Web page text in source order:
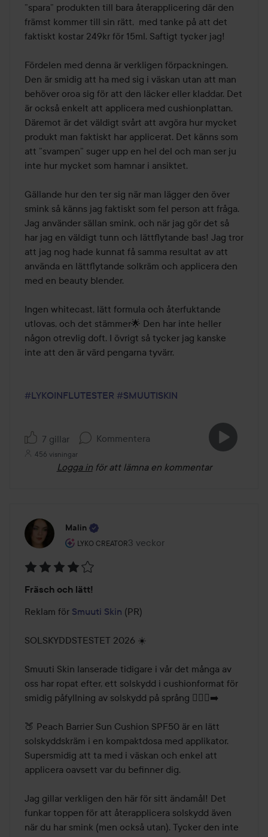
”spara” produkten till bara återapplicering där den
främst kommer till sin rätt,  med tanke på att det
faktiskt kostar 249kr för 15ml. Saftigt tycker jag!
Fördelen med denna är verkligen förpackningen.
Den är smidig att ha med sig i väskan utan att man
behöver oroa sig för att den läcker eller kladdar. Det
är också enkelt att applicera med cushionplattan.
Däremot är det väldigt svårt att avgöra hur mycket
produkt man faktiskt har applicerat. Det känns som
att ”svampen” suger upp en hel del och man ser ju
inte hur mycket som hamnar i ansiktet.
Gällande hur den ter sig när man lägger den över
smink så känns jag faktiskt som fel person att fråga.
Jag använder sällan smink, och när jag gör det så
har jag en väldigt tunn och lättflytande bas! Jag tror
att jag nog hade kunnat få samma resultat av att
använda en lättflytande solkräm och applicera den
med en beauty blender.
Ingen whitecast, lätt formula och återfuktande
utlovas, och det stämmer🌟 Den har inte heller
någon otrevlig doft. I övrigt så tycker jag kanske
inte att den är värd pengarna tyvärr.
#LYKOINFLUTESTER #SMUUTISKIN
7 gillar Kommentera
456 visningar
Logga in för att lämna en kommentar
Malin
LYKO CREATOR
Användarens roll: Lyko Creator.
3 veckor
Inlägget skapades 3 veckor
4
av
Fräsch och lätt!
Reklam för Smuuti Skin (PR)
SOLSKYDDSTESTET 2026 ☀️
Smuuti Skin lanserade tidigare i vår det många av
oss har ropat efter, ett solskydd i cushionformat för
smidig påfyllning av solskydd på språng 🏃🏻‍♀️‍➡️
🍑 Peach Barrier Sun Cushion SPF50 är en lätt
solskyddskräm i en kompaktdosa med applikator.
Supersmidig att ta med i väskan och enkel att
applicera oavsett var du befinner dig.
Jag gillar verkligen den här för sitt ändamål! Det
funkar toppen för att återapplicera solskydd även
när du har smink (men också utan). Tycker den inte